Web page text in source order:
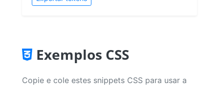
Exemplos CSS
Copie e cole estes snippets CSS para usar a